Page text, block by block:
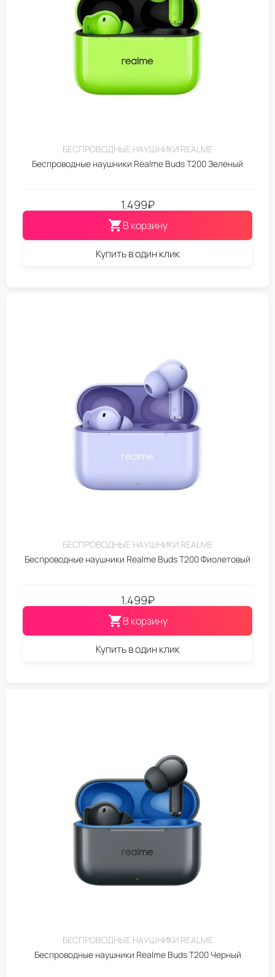
БЕСПРОВОДНЫЕ НАУШНИКИ REALME
Беспроводные наушники Realme Buds T200 Зеленый
1.499₽
В корзину
Купить в один клик
БЕСПРОВОДНЫЕ НАУШНИКИ REALME
Беспроводные наушники Realme Buds T200 Фиолетовый
1.499₽
В корзину
Купить в один клик
БЕСПРОВОДНЫЕ НАУШНИКИ REALME
Беспроводные наушники Realme Buds T200 Черный